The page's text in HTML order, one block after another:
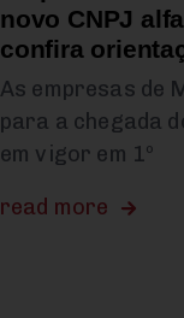
novo CNPJ
confira
As empresas de
para a chegada
em vigor em 1º
read more